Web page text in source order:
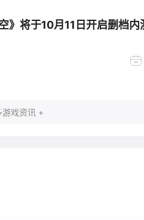
》将于10月11日开启删档
游戏资讯 +